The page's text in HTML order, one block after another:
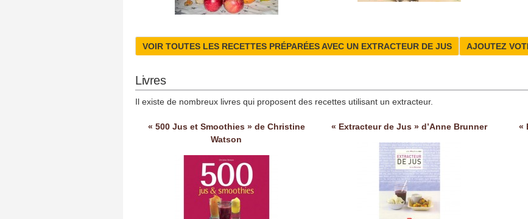
VOIR TOUTES LES RECETTES PRÉPARÉES AVEC UN EXTRACTEUR DE JUS AJOUTEZ
Livres
Il existe de nombreux livres qui proposent des recettes utilisant un extracteur.
« 500 Jus et Smoothies » de Christine
Watson
« Extracteur de Jus » d’Anne Brunner
«